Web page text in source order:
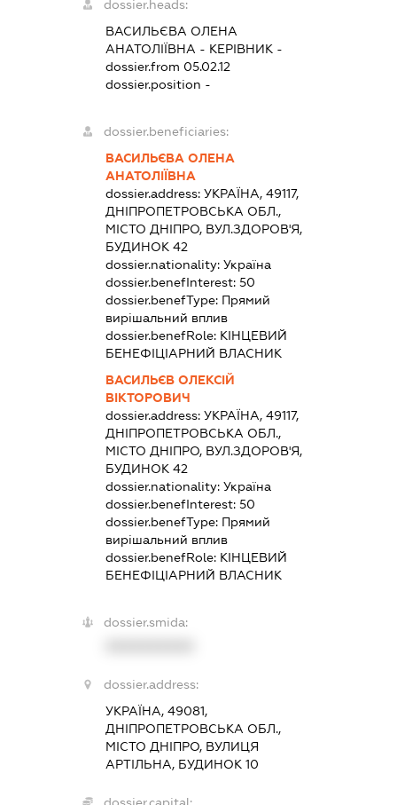
dossier.heads:
ВАСИЛЬЄВА ОЛЕНА
АНАТОЛІЇВНА - КЕРІВНИК -
dossier.from 05.02.12
dossier.position -
dossier.beneficiaries:
ВАСИЛЬЄВА ОЛЕНА
АНАТОЛІЇВНА
dossier.address:УКРАЇНА, 49117,
ДНІПРОПЕТРОВСЬКА ОБЛ.,
МІСТО ДНІПРО, ВУЛ.ЗДОРОВ'Я,
БУДИНОК 42
dossier.nationality:Україна
dossier.benefInterest:50
dossier.benefType: Прямий
вирішальний вплив
dossier.benefRole: КІНЦЕВИЙ
БЕНЕФІЦІАРНИЙ ВЛАСНИК
ВАСИЛЬЄВ ОЛЕКСІЙ
ВІКТОРОВИЧ
dossier.address:УКРАЇНА, 49117,
ДНІПРОПЕТРОВСЬКА ОБЛ.,
МІСТО ДНІПРО, ВУЛ.ЗДОРОВ'Я,
БУДИНОК 42
dossier.nationality:Україна
dossier.benefInterest:50
dossier.benefType: Прямий
вирішальний вплив
dossier.benefRole: КІНЦЕВИЙ
БЕНЕФІЦІАРНИЙ ВЛАСНИК
dossier.smida:
dossier.address:
УКРАЇНА, 49081,
ДНІПРОПЕТРОВСЬКА ОБЛ.,
МІСТО ДНІПРО, ВУЛИЦЯ
АРТІЛЬНА, БУДИНОК 10